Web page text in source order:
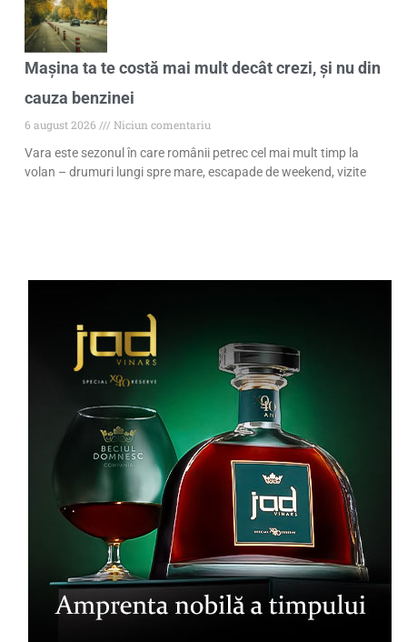
Mașina ta te costă mai mult decât crezi, și nu din
cauza benzinei
6 august 2026
Niciun comentariu
Vara este sezonul în care românii petrec cel mai mult timp la
volan – drumuri lungi spre mare, escapade de weekend, vizite